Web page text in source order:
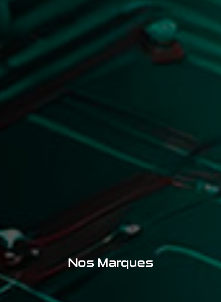
Nos Marques